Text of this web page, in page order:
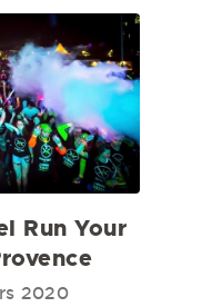
Run Your
2020